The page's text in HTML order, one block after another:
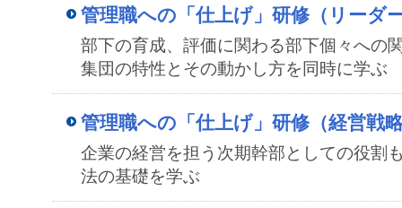
管理職への「仕上げ」研修（リーダ
部下の育成、評価に関わる部下個々への
集団の特性とその動かし方を同時に学ぶ
管理職への「仕上げ」研修（経営戦
企業の経営を担う次期幹部としての役割
法の基礎を学ぶ